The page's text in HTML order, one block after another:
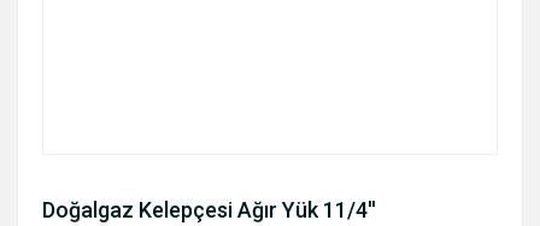
Doğalgaz Kelepçesi Ağır Yük 11/4''